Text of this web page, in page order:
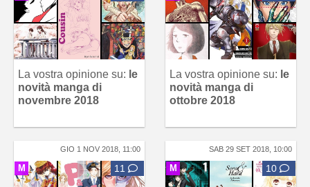
La vostra opinione su: le
novità manga di
novembre 2018
La vostra opinione su: le
novità manga di
ottobre 2018
GIO 1 NOV 2018, 11:00
M 11
SAB 29 SET 2018, 10:00
M 10